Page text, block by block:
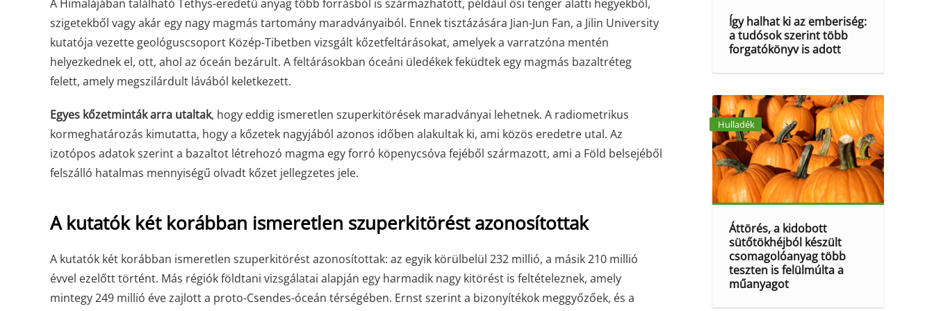
A Himalájában található Tethys-eredetű anyag több forrásból is származhatott, például ősi tenger alatti hegyekből,
szigetekből vagy akár egy nagy magmás tartomány maradványaiból. Ennek tisztázására Jian-Jun Fan, a Jilin University
kutatója vezette geológuscsoport Közép-Tibetben vizsgált kőzetfeltárásokat, amelyek a varratzóna mentén
helyezkednek el, ott, ahol az óceán bezárult. A feltárásokban óceáni üledékek feküdtek egy magmás bazaltréteg
felett, amely megszilárdult lávából keletkezett.
Egyes kőzetminták arra utaltak, hogy eddig ismeretlen szuperkitörések maradványai lehetnek. A radiometrikus
kormeghatározás kimutatta, hogy a kőzetek nagyjából azonos időben alakultak ki, ami közös eredetre utal. Az
izotópos adatok szerint a bazaltot létrehozó magma egy forró köpenycsóva fejéből származott, ami a Föld belsejéből
felszálló hatalmas mennyiségű olvadt kőzet jellegzetes jele.
A kutatók két korábban ismeretlen szuperkitörést azonosítottak
A kutatók két korábban ismeretlen szuperkitörést azonosítottak: az egyik körülbelül 232 millió, a másik 210 millió
évvel ezelőtt történt. Más régiók földtani vizsgálatai alapján egy harmadik nagy kitörést is feltételeznek, amely
mintegy 249 millió éve zajlott a proto-Csendes-óceán térségében. Ernst szerint a bizonyítékok meggyőzőek, és a
Így halhat ki az emberiség:
a tudósok szerint több
forgatókönyv is adott
Hulladék
Áttörés, a kidobott
sütőtökhéjból készült
csomagolóanyag több
teszten is felülmúlta a
műanyagot